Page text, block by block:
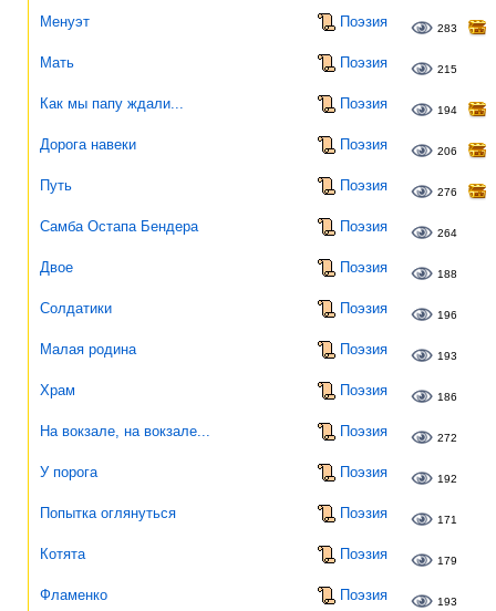
Менуэт Поэзия 283
Мать Поэзия 215
Как мы папу ждали... Поэзия 194
Дорога навеки Поэзия 206
Путь Поэзия 276
Самба Остапа Бендера Поэзия 264
Двое Поэзия 188
Солдатики Поэзия 196
Малая родина Поэзия 193
Храм Поэзия 186
На вокзале, на вокзале... Поэзия 272
У порога Поэзия 192
Попытка оглянуться Поэзия 171
Котята Поэзия 179
Фламенко Поэзия 193